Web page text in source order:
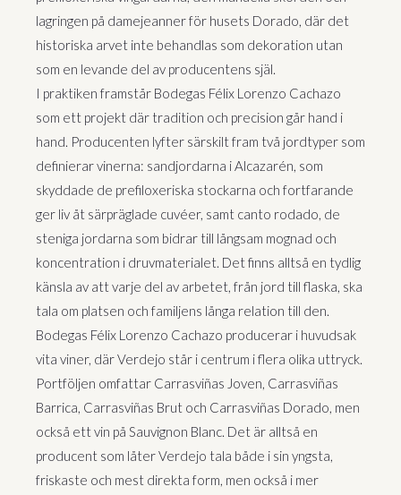
lagringen på damejeanner för husets Dorado, där det
historiska arvet inte behandlas som dekoration utan
som en levande del av producentens själ.
I praktiken framstår Bodegas Félix Lorenzo Cachazo
som ett projekt där tradition och precision går hand i
hand. Producenten lyfter särskilt fram två jordtyper som
definierar vinerna: sandjordarna i Alcazarén, som
skyddade de prefiloxeriska stockarna och fortfarande
ger liv åt särpräglade cuvéer, samt canto rodado, de
steniga jordarna som bidrar till långsam mognad och
koncentration i druvmaterialet. Det finns alltså en tydlig
känsla av att varje del av arbetet, från jord till flaska, ska
tala om platsen och familjens långa relation till den.
Bodegas Félix Lorenzo Cachazo producerar i huvudsak
vita viner, där Verdejo står i centrum i flera olika uttryck.
Portföljen omfattar Carrasviñas Joven, Carrasviñas
Barrica, Carrasviñas Brut och Carrasviñas Dorado, men
också ett vin på Sauvignon Blanc. Det är alltså en
producent som låter Verdejo tala både i sin yngsta,
friskaste och mest direkta form, men också i mer